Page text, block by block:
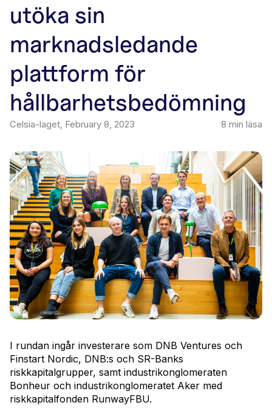
utöka sin
marknadsledande
plattform för
hållbarhetsbedömning
Celsia-laget, February 8, 2023 8 min läsa
I rundan ingår investerare som DNB Ventures och
Finstart Nordic, DNB:s och SR-Banks
riskkapitalgrupper, samt industrikonglomeraten
Bonheur och industrikonglomeratet Aker med
riskkapitalfonden RunwayFBU.